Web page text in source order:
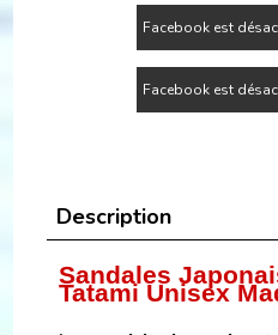
Facebook est
Facebook est
Description
Sandales
Tatami Unisex